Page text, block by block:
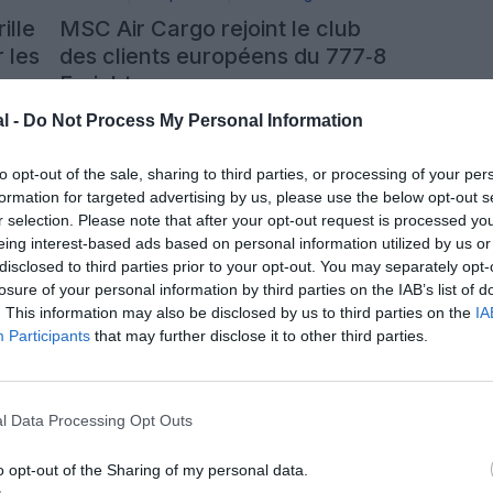
- Do Not Process My Personal Information
opt-out of the sale, sharing to third parties, or processing of your
for targeted advertising by us, please use the below opt-out
selection. Please note that after your opt-out request is processed
interest-based ads based on personal information utilized by us
to third parties prior to your opt-out. You may separately
of your personal information by third parties on the IAB’s list of
This information may also be disclosed by us to third parties on the
Participants that may further disclose it to other third parties.
Data Processing Opt Outs
opt-out of the Sharing of my personal data.
les
Golfe.
MSC Air Cargo rejoint le club
des clients européens du 777‑8
Freighter
Publié le 21 juillet 2026 à
1 commentaire
Boeing et MSC Air Cargo ont officialisé à
Farnborough le 21 juillet 2026 une commande
ferme de cinq 777‑8 Freighter, jusque‑là
répertoriée comme « client non identifié » dans le
carnet de commandes de l’avionneur. Il s’agit du
premier engagement de la filiale cargo de MSC
sur ce modèle, qui viendra compléter une flotte
de […]
LIRE L'ARTICLE